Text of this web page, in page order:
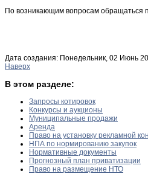
По возникающим вопросам обращаться
Дата создания: Понедельник, 02 Июнь
Наверх
В этом разделе:
Запросы котировок
Конкурсы и аукционы
Муниципальные продажи
Аренда
Право на установку рекламной
НПА по нормированию закупок
Нормативные документы
Прогнозный план приватизации
Право на размещение НТО